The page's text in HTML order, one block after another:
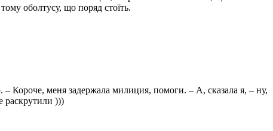
оболтусу, що поряд стоїть.
Короче, меня задержала милиция, помоги. – А, сказала я, – ну,
раскрутили )))